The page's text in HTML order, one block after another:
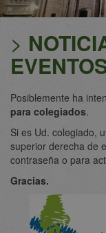
>
Posiblemente ha
para colegiados.
Si es Ud. colegiado,
superior derecha de
contraseña o para
Gracias.